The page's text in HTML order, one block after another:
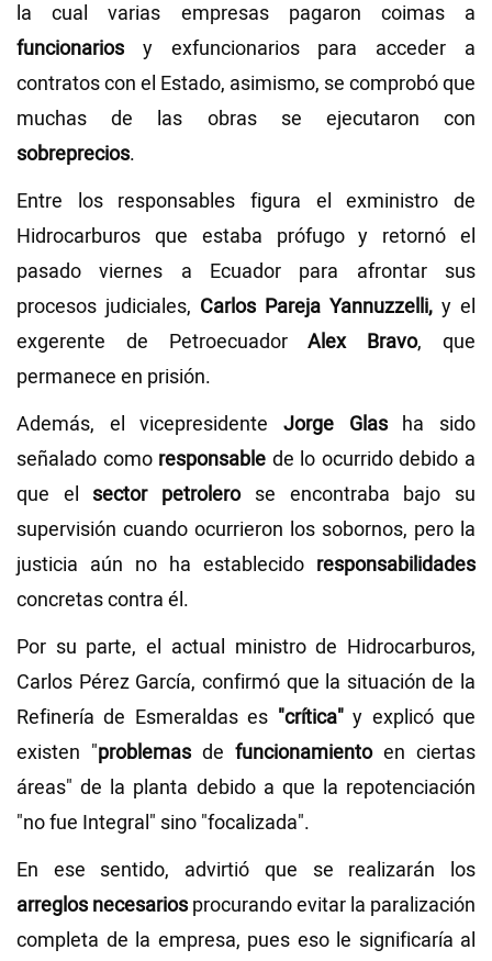
la cual varias empresas pagaron coimas a
funcionarios y exfuncionarios para acceder a
contratos con el Estado, asimismo, se comprobó que
muchas de las obras se ejecutaron con
sobreprecios.
Entre los responsables figura el exministro de
Hidrocarburos que estaba prófugo y retornó el
pasado viernes a Ecuador para afrontar sus
procesos judiciales, Carlos Pareja Yannuzzelli, y el
exgerente de PetroecuadorAlex Bravo, que
permanece en prisión.
Además, el vicepresidente Jorge Glasha sido
señalado como responsable de lo ocurrido debido a
que elsector petrolero se encontraba bajo su
supervisión cuando ocurrieron los sobornos, pero la
justicia aún no ha establecido responsabilidades
concretas contra él.
Por su parte, el actual ministro de Hidrocarburos,
Carlos Pérez García, confirmó que la situación de la
Refinería de Esmeraldas es "crítica"y explicó que
existen "problemas de funcionamiento en ciertas
áreas" de la planta debido a que la repotenciación
"no fue Integral" sino "focalizada".
En ese sentido, advirtió que se realizarán los
arreglos necesarios procurando evitar la paralización
completa de la empresa, pues eso le significaría al